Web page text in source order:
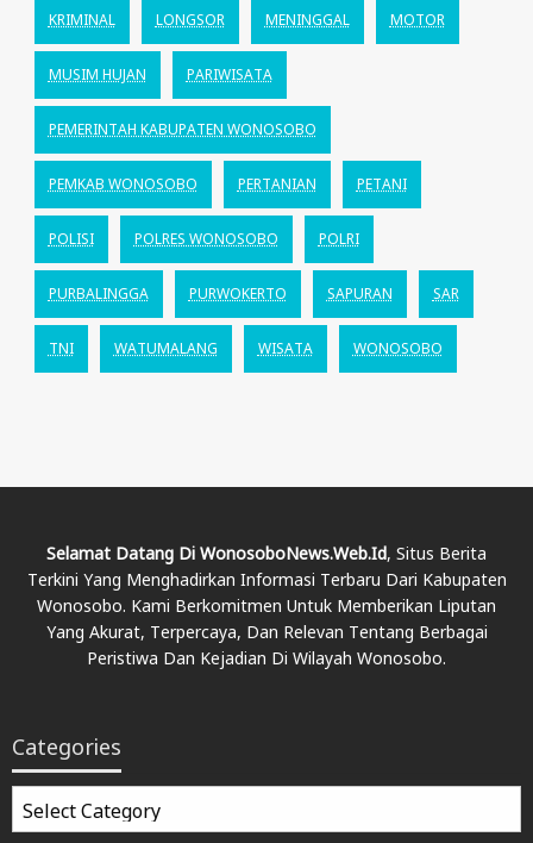
KRIMINAL LONGSOR MENINGGAL MOTOR
MUSIM HUJAN PARIWISATA
PEMERINTAH KABUPATEN WONOSOBO
PEMKAB WONOSOBO PERTANIAN PETANI
POLISI POLRES WONOSOBO POLRI
PURBALINGGA PURWOKERTO SAPURAN SAR
TNI WATUMALANG WISATA WONOSOBO
Selamat Datang Di WonosoboNews.web.id, Situs Berita
Terkini Yang Menghadirkan Informasi Terbaru Dari Kabupaten
Wonosobo. Kami Berkomitmen Untuk Memberikan Liputan
Yang Akurat, Terpercaya, Dan Relevan Tentang Berbagai
Peristiwa Dan Kejadian Di Wilayah Wonosobo.
Categories
Categories